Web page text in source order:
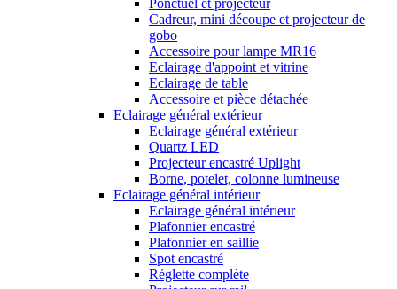
Ponctuel et projecteur
Cadreur, mini découpe et projecteur de
gobo
Accessoire pour lampe MR16
Eclairage d'appoint et vitrine
Eclairage de table
Accessoire et pièce détachée
Eclairage général extérieur
Eclairage général extérieur
Quartz LED
Projecteur encastré Uplight
Borne, potelet, colonne lumineuse
Eclairage général intérieur
Eclairage général intérieur
Plafonnier encastré
Plafonnier en saillie
Spot encastré
Réglette complète